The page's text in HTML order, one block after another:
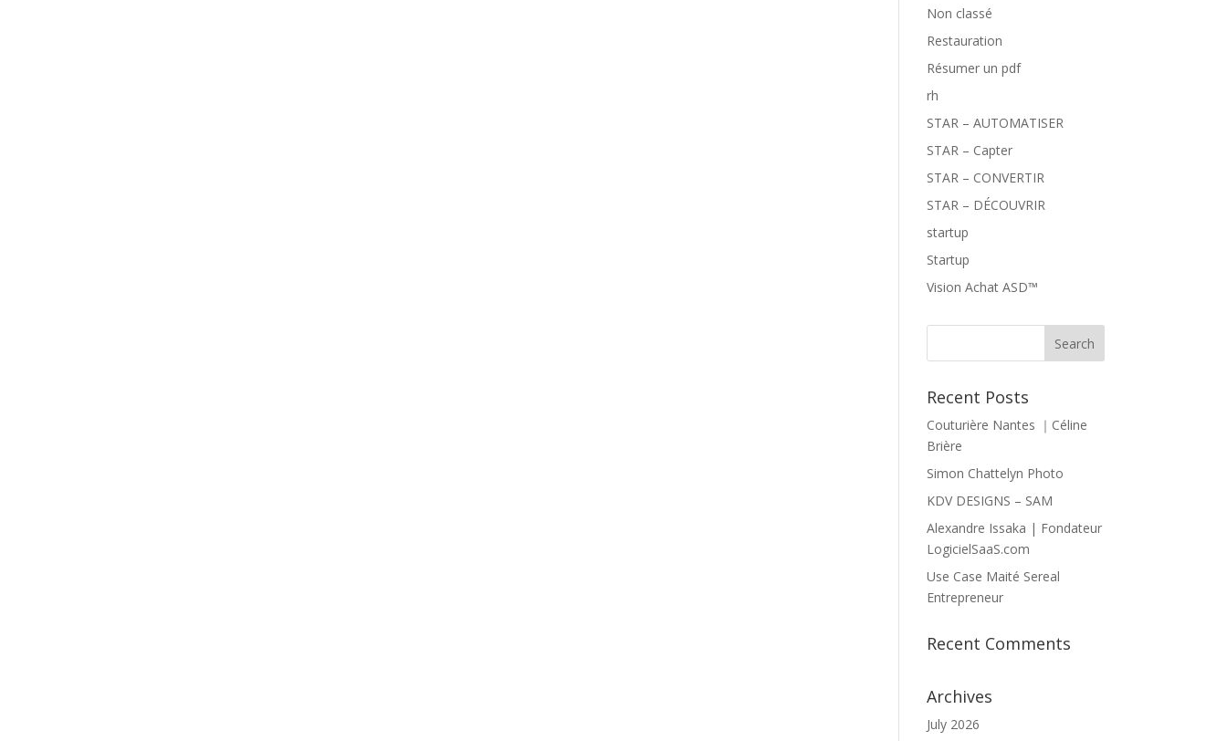
Non classé
Restauration
Résumer un pdf
rh
STAR – AUTOMATISER
STAR – Capter
STAR – CONVERTIR
STAR – DÉCOUVRIR
startup
Startup
Vision Achat ASD™
Recent Posts
Couturière Nantes ｜Céline
Brière
Simon Chattelyn Photo
KDV DESIGNS – SAM
Alexandre Issaka | Fondateur
LogicielSaaS.com
Use Case Maité Sereal
Entrepreneur
Recent Comments
Archives
July 2026